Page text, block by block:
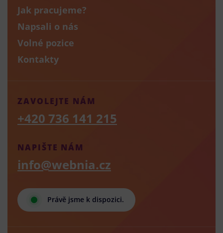
Jak pracujeme?
Napsali o nás
Volné pozice
Kontakty
Právě jsme k dispozici.
NAPIŠTE NÁM
info@webnia.cz
ZAVOLEJTE NÁM
+420 736 141 215